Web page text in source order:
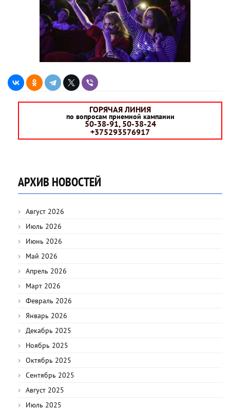
ГОРЯЧАЯ ЛИНИЯ
по вопросам приемной кампании
50-38-91, 50-38-24
+375293576917
АРХИВ НОВОСТЕЙ
Август 2026
Июль 2026
Июнь 2026
Май 2026
Апрель 2026
Март 2026
Февраль 2026
Январь 2026
Декабрь 2025
Ноябрь 2025
Октябрь 2025
Сентябрь 2025
Август 2025
Июль 2025